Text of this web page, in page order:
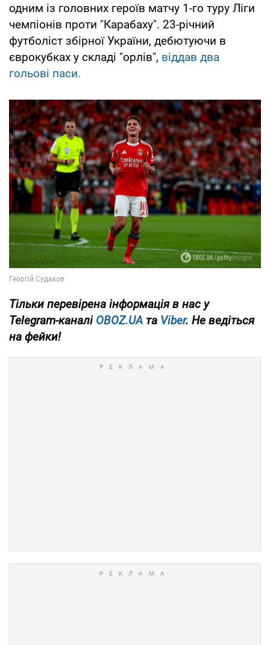
одним із головних героїв матчу 1-го туру Ліги
чемпіонів проти "Карабаху". 23-річний
футболіст збірної України, дебютуючи в
єврокубках у складі "орлів", віддав два
гольові паси.
Тільки перевірена інформація в нас у
Telegram-каналі OBOZ.UA та Viber. Не ведіться
на фейки!